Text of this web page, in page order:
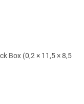
Box (0,2 × 11,5 × 8,5